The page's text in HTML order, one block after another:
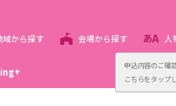
申込内容のご確
こちらをタップ
域から探す 会場から探す 人